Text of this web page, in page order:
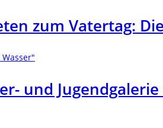
zum Vatertag:
und